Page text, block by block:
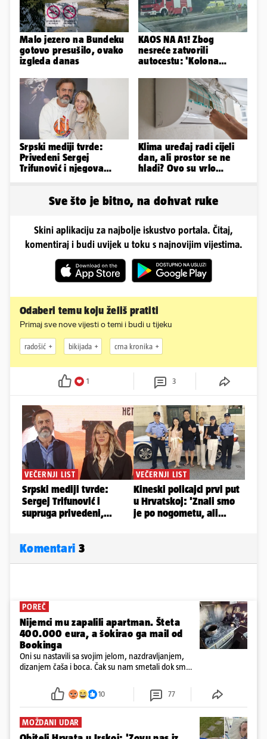
Malo jezero na Bundeku
gotovo presušilo, ovako
izgleda danas
KAOS NA A1! Zbog
nesreće zatvorili
autocestu: 'Kolona
Srpski mediji tvrde:
Privedeni Sergej
Trifunović i njegova
Klima uređaj radi cijeli
dan, ali prostor se ne
hladi? Ovo su vrlo
Sve što je bitno, na dohvat ruke
Skini aplikaciju za najbolje iskustvo portala. Čitaj,
komentiraj i budi uvijek u toku s najnovijim vijestima.
Odaberi temu koju želiš pratiti
Primaj sve nove vijesti o temi i budi u tijeku
radošić bikijada crna kronika
1 3
Komentari 3
POREČ
Nijemci mu zapalili apartman. Šteta
400.000 eura, a šokirao ga mail od
Bookinga
Oni su nastavili sa svojim jelom, nazdravljanjem,
dizanjem čaša i boca. Čak su nam smetali dok smo
požar, rekao je vlasnik
10 77
MOŽDANI UDAR